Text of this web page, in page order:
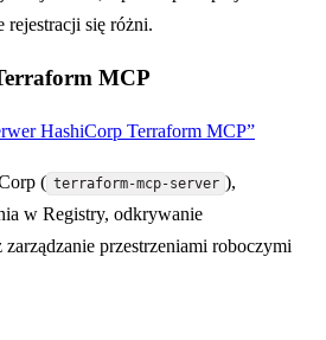
się różni.
MCP
HashiCorp Terraform MCP”
( terraform-mcp-server ),
w Registry, odkrywanie
przestrzeniami roboczymi